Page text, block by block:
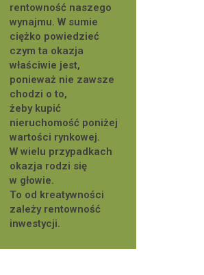
rentowność naszego
wynajmu. W sumie
ciężko powiedzieć
czym ta okazja
właściwie jest,
ponieważ nie zawsze
chodzi o to,
żeby kupić
nieruchomość poniżej
wartości rynkowej.
W wielu przypadkach
okazja rodzi się
w głowie.
To od kreatywności
zależy rentowność
inwestycji.